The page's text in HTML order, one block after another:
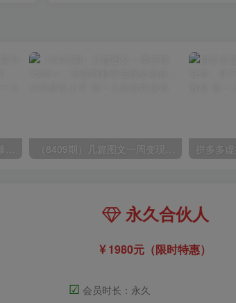
（9420期）最新短剧玩法，暴力变现日入1000+私域零成本操作，全程干货（附1400G短剧） （8409期）几篇图文一周变现1500＋，深度拆解面试掘金项目，小白轻松上手
永久合伙人
1980元（限时特惠）
☑ 会员时长：永久